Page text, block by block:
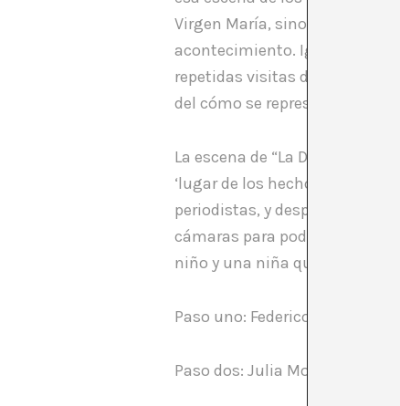
Virgen María, sino de la
acontecimiento. Igualmente,
repetidas visitas de la Virgen
del cómo se representa, y de
La escena de “La Dolce
‘lugar de los hechos’, y
periodistas, y después posan
cámaras para poder rodar en
niño y una niña que corren
Paso uno: Federico Fellini
Paso dos: Julia Montilla